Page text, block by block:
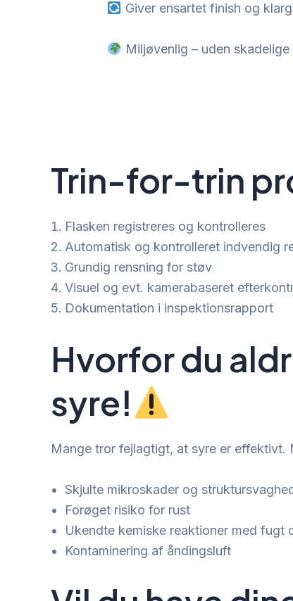
Giver ensartet finish og
Miljøvenlig – uden skadelige
Trin-for-trin
Flasken registreres og kontrolleres
Automatisk og kontrolleret indvendig
Grundig rensning for støv
Visuel og evt. kamerabaseret
Dokumentation i inspektionsrapport
Hvorfor du
syre!
Mange tror fejlagtigt, at syre er effektivt.
Skjulte mikroskader og
Forøget risiko for rust
Ukendte kemiske reaktioner med fugt
Kontaminering af åndingsluft